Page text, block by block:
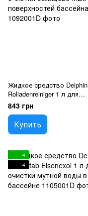
Жидкое средство Delphin
Rolladenreiniger 1 л для
очистки облицовочных
поверхностей бассейна
843 грн
Купить
4
4